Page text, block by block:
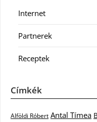
Internet
Partnerek
Receptek
Címkék
Alföldi Róbert Antal Tímea